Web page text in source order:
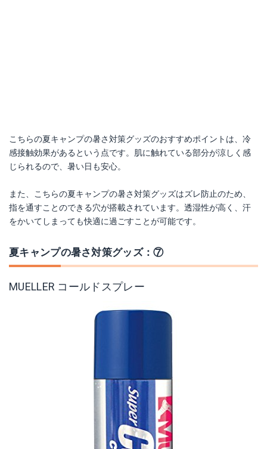
こちらの夏キャンプの暑さ対策グッズのおすすめポイントは、冷
感接触効果があるという点です。肌に触れている部分が涼しく感
じられるので、暑い日も安心。
また、こちらの夏キャンプの暑さ対策グッズはズレ防止のため、
指を通すことのできる穴が搭載されています。透湿性が高く、汗
をかいてしまっても快適に過ごすことが可能です。
夏キャンプの暑さ対策グッズ：⑦
MUELLER コールドスプレー